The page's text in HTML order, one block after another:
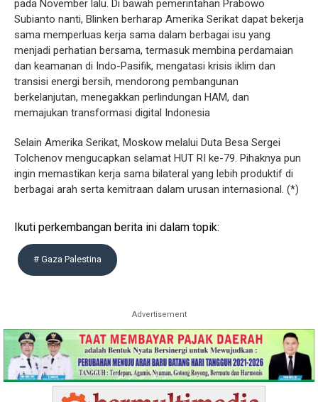
pada November lalu. Di bawah pemerintahan Prabowo
Subianto nanti, Blinken berharap Amerika Serikat dapat bekerja
sama memperluas kerja sama dalam berbagai isu yang
menjadi perhatian bersama, termasuk membina perdamaian
dan keamanan di Indo-Pasifik, mengatasi krisis iklim dan
transisi energi bersih, mendorong pembangunan
berkelanjutan, menegakkan perlindungan HAM, dan
memajukan transformasi digital Indonesia
Selain Amerika Serikat, Moskow melalui Duta Besa Sergei
Tolchenov mengucapkan selamat HUT RI ke-79. Pihaknya pun
ingin memastikan kerja sama bilateral yang lebih produktif di
berbagai arah serta kemitraan dalam urusan internasional. (*)
Ikuti perkembangan berita ini dalam topik:
# Gaza Palestina
Advertisement